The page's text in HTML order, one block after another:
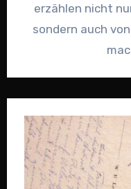
erzählen nicht
sondern auch